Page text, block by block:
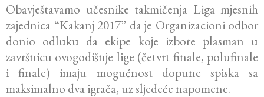
Obavještavamo učesnike takmičenja Liga mjesnih
zajednica “Kakanj 2017” da je Organizacioni odbor
donio odluku da ekipe koje izbore plasman u
završnicu ovogodišnje lige (četvrt finale, polufinale
i finale) imaju mogućnost dopune spiska sa
maksimalno dva igrača, uz sljedeće napomene.